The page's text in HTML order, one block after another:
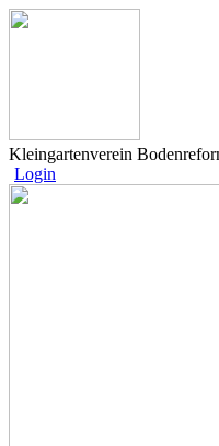
Kleingartenverein
Login